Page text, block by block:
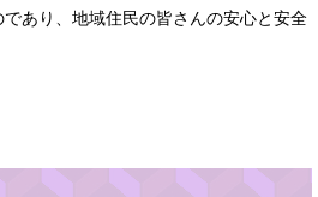
あり、地域住民の皆さんの安心と安全